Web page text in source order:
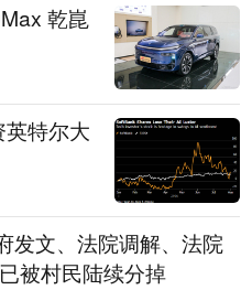
乾崑
特尔大
发文、法院调解、法院
被村民陆续分掉